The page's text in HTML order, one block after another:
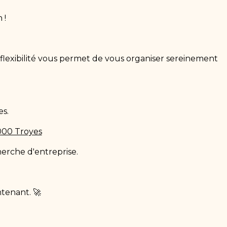
!
vous permet de vous organiser sereinement
Troyes
d'entreprise.
🚀